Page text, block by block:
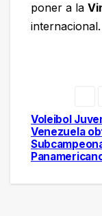
poner a la
internacional.
de
Voleibol
Venezuela